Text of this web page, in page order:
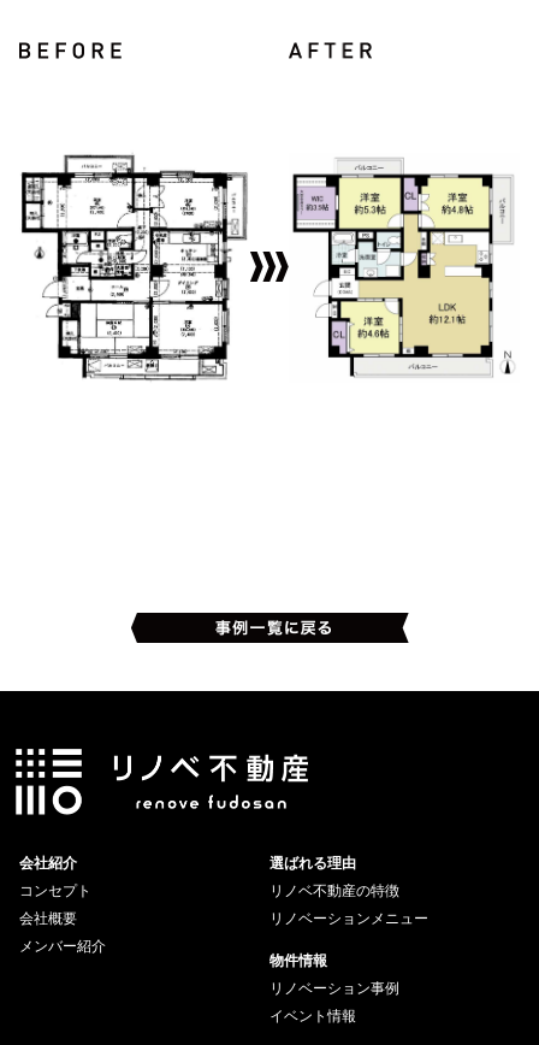
会社紹介
コンセプト
会社概要
メンバー紹介
選ばれる理由
リノベ不動産の特徴
リノベーションメニュー
物件情報
リノベーション事例
イベント情報